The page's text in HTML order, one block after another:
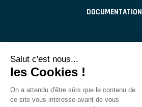
DOCUMENTATION
Pol. Ind. Rioja